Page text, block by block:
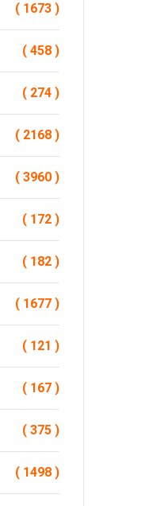
( 1673 )
( 458 )
( 274 )
( 2168 )
( 3960 )
( 172 )
( 182 )
( 1677 )
( 121 )
( 167 )
( 375 )
( 1498 )